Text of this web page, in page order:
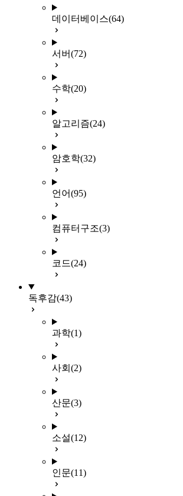
데이터베이스(64)
서버(72)
수학(20)
알고리즘(24)
암호학(32)
언어(95)
컴퓨터구조(3)
코드(24)
독후감(43)
과학(1)
사회 (2)
산문(3)
소설(12)
인문(11)